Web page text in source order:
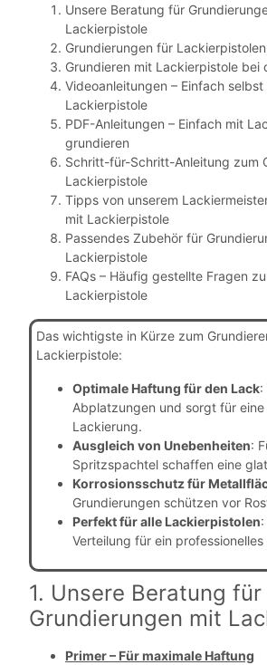
Unsere Beratung für
Lackierpistole
Grundierungen für
Grundieren mit Lackierpistole bei
Videoanleitungen – Einfach
Lackierpistole
PDF-Anleitungen – Einfach mit
grundieren
Schritt-für-Schritt-Anleitung zum
Lackierpistole
Tipps von unserem
mit Lackierpistole
Passendes Zubehör für
Lackierpistole
FAQs – Häufig gestellte Fragen
Lackierpistole
Das wichtigste in Kürze zum
Lackierpistole:
Optimale Haftung für den Lack:
Abplatzungen und sorgt für
Lackierung.
Ausgleich von Unebenheiten:
Spritzspachtel schaffen eine
Korrosionsschutz für
Grundierungen schützen vor
Perfekt für alle Lackierpistolen
Verteilung für ein professionelles
1. Unsere Beratung für
Grundierungen mit
Primer – Für maximale Haftung